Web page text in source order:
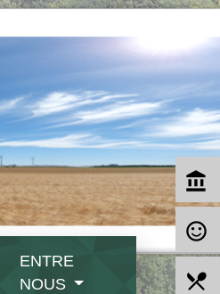
ENTRE
NOUS
account_balance
sentiment_satisfied_alt
local_dining